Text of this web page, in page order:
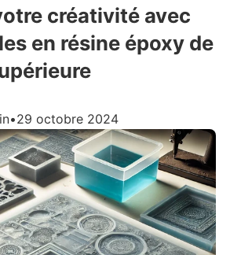
créativité avec
en résine époxy de
•29 octobre 2024